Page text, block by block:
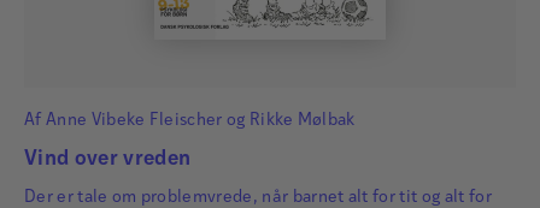
Af Anne Vibeke Fleischer og Rikke Mølbak
Vind over vreden
Der er tale om problemvrede, når barnet alt for tit og alt for